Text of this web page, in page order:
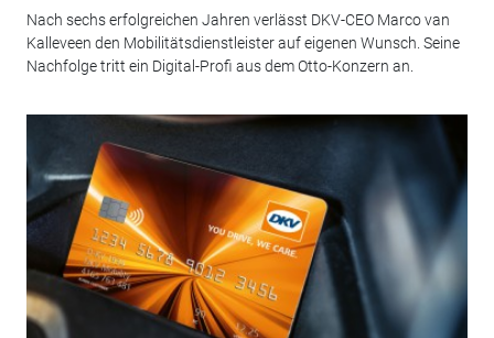
Nach sechs erfolgreichen Jahren verlässt DKV-CEO Marco van
Kalleveen den Mobilitätsdienstleister auf eigenen Wunsch. Seine
Nachfolge tritt ein Digital-Profi aus dem Otto-Konzern an.